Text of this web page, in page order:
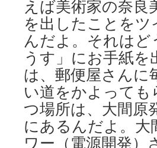
えば美術家の奈
を出したことを
んだよ。それは
うす」にお手紙
は、郵便屋さんに
い道をかよって
つ場所は、大間原
にあるんだよ。
ワー（電源開発）